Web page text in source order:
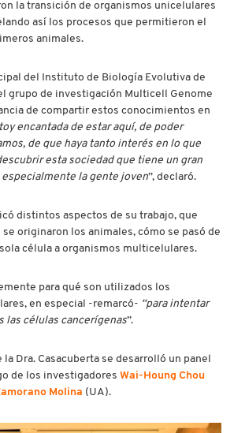
la transición de organismos unicelulares
así los procesos que permitieron el
animales.
del Instituto de Biología Evolutiva de
grupo de investigación Multicell Genome
de compartir estos conocimientos en
encantada de estar aquí, de poder
de que haya tanto interés en lo que
esta sociedad que tiene un gran
la gente joven”, declaró.
distintos aspectos de su trabajo, que
originaron los animales, cómo se pasó de
célula a organismos multicelulares.
para qué son utilizados los
en especial -remarcó- “para intentar
las células cancerígenas”.
Dra. Casacuberta se desarrolló un panel
de los investigadores Wai-Houng Chou
Molina (UA).